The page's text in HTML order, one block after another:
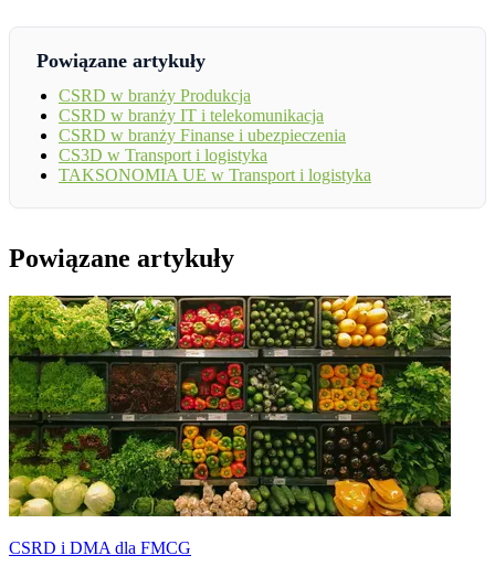
Powiązane artykuły
CSRD w branży Produkcja
CSRD w branży IT i telekomunikacja
CSRD w branży Finanse i ubezpieczenia
CS3D w Transport i logistyka
TAKSONOMIA UE w Transport i logistyka
Powiązane artykuły
CSRD i DMA dla FMCG